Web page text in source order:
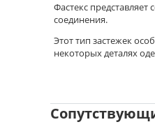
Фастекс
соединения.
Этот тип застежек
некоторых деталях